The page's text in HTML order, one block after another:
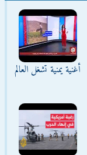
أغنية يمنية تشغل العالم